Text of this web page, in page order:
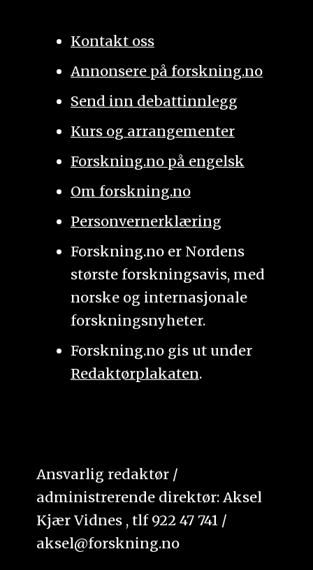
Kontakt oss
Annonsere på forskning.no
Send inn debattinnlegg
Kurs og arrangementer
Forskning.no på engelsk
Om forskning.no
Personvernerklæring
Forskning.no er Nordens
største forskningsavis, med
norske og internasjonale
forskningsnyheter.
Forskning.no gis ut under
Redaktørplakaten.
Ansvarlig redaktør /
administrerende direktør: Aksel
Kjær Vidnes , tlf 922 47 741 /
aksel@forskning.no